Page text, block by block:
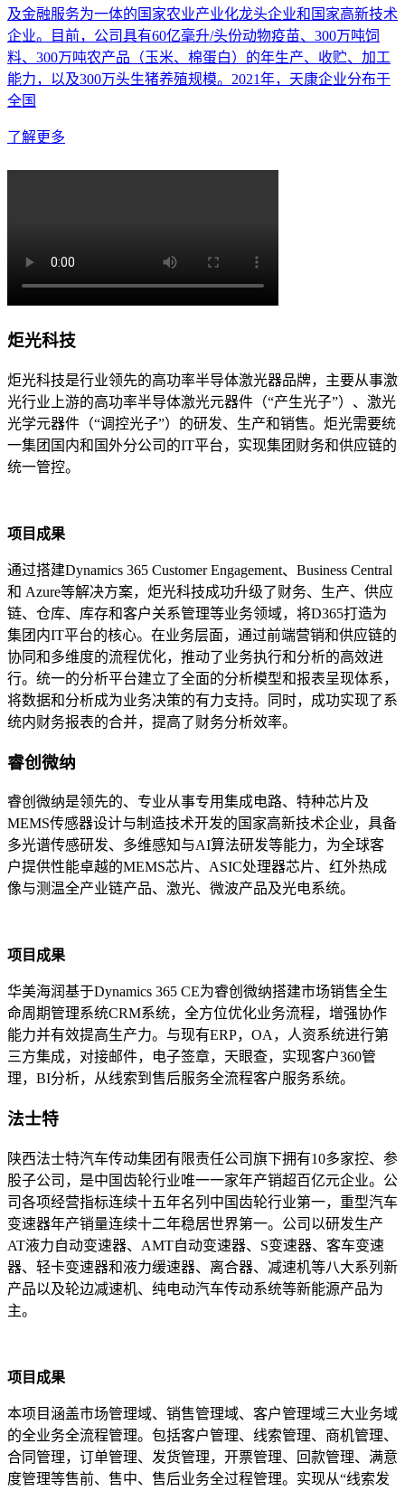
及金融服务为一体的国家农业产业化龙头企业和国家高新技术
企业。目前，公司具有60亿毫升/头份动物疫苗、300万吨饲
料、300万吨农产品（玉米、棉蛋白）的年生产、收贮、加工
能力，以及300万头生猪养殖规模。2021年，天康企业分布于
全国
了解更多
炬光科技
炬光科技是行业领先的高功率半导体激光器品牌，主要从事激
光行业上游的高功率半导体激光元器件（“产生光子”）、激光
光学元器件（“调控光子”）的研发、生产和销售。炬光需要统
一集团国内和国外分公司的IT平台，实现集团财务和供应链的
统一管控。
项目成果
通过搭建Dynamics 365 Customer Engagement、Business Central
和 Azure等解决方案，炬光科技成功升级了财务、生产、供应
链、仓库、库存和客户关系管理等业务领域，将D365打造为
集团内IT平台的核心。在业务层面，通过前端营销和供应链的
协同和多维度的流程优化，推动了业务执行和分析的高效进
行。统一的分析平台建立了全面的分析模型和报表呈现体系，
将数据和分析成为业务决策的有力支持。同时，成功实现了系
统内财务报表的合并，提高了财务分析效率。
睿创微纳
睿创微纳是领先的、专业从事专用集成电路、特种芯片及
MEMS传感器设计与制造技术开发的国家高新技术企业，具备
多光谱传感研发、多维感知与AI算法研发等能力，为全球客
户提供性能卓越的MEMS芯片、ASIC处理器芯片、红外热成
像与测温全产业链产品、激光、微波产品及光电系统。
项目成果
华美海润基于Dynamics 365 CE为睿创微纳搭建市场销售全生
命周期管理系统CRM系统，全方位优化业务流程，增强协作
能力并有效提高生产力。与现有ERP，OA，人资系统进行第
三方集成，对接邮件，电子签章，天眼查，实现客户360管
理，BI分析，从线索到售后服务全流程客户服务系统。
法士特
陕西法士特汽车传动集团有限责任公司旗下拥有10多家控、参
股子公司，是中国齿轮行业唯一一家年产销超百亿元企业。公
司各项经营指标连续十五年名列中国齿轮行业第一，重型汽车
变速器年产销量连续十二年稳居世界第一。公司以研发生产
AT液力自动变速器、AMT自动变速器、S变速器、客车变速
器、轻卡变速器和液力缓速器、离合器、减速机等八大系列新
产品以及轮边减速机、纯电动汽车传动系统等新能源产品为
主。
项目成果
本项目涵盖市场管理域、销售管理域、客户管理域三大业务域
的全业务全流程管理。包括客户管理、线索管理、商机管理、
合同管理，订单管理、发货管理，开票管理、回款管理、满意
度管理等售前、售中、售后业务全过程管理。实现从“线索发